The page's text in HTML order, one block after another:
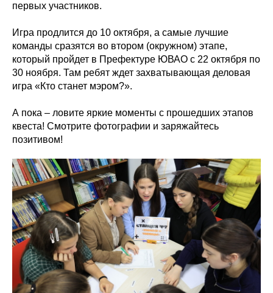
первых участников.
Игра продлится до 10 октября, а самые лучшие
команды сразятся во втором (окружном) этапе,
который пройдет в Префектуре ЮВАО с 22 октября по
30 ноября. Там ребят ждет захватывающая деловая
игра «Кто станет мэром?».
А пока – ловите яркие моменты с прошедших этапов
квеста! Смотрите фотографии и заряжайтесь
позитивом!